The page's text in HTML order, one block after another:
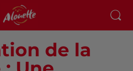
de la